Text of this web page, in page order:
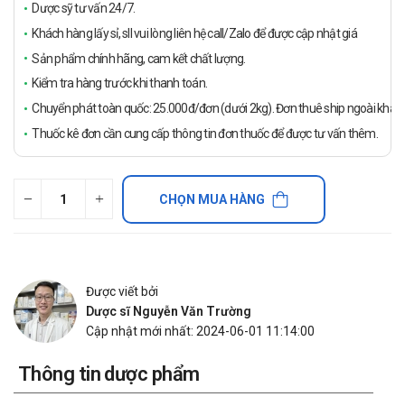
Dược sỹ tư vấn 24/7.
Khách hàng lấy sỉ, sll vui lòng liên hệ call/Zalo để được cập nhật giá
Sản phẩm chính hãng, cam kết chất lượng.
Kiểm tra hàng trước khi thanh toán.
Chuyển phát toàn quốc: 25.000đ/đơn (dưới 2kg). Đơn thuê ship ngoài
Thuốc kê đơn cần cung cấp thông tin đơn thuốc để được tư vấn thêm.
CHỌN MUA HÀNG
Được viết bởi
Dược sĩ Nguyễn Văn Trường
Cập nhật mới nhất: 2024-06-01 11:14:00
Thông tin dược phẩm